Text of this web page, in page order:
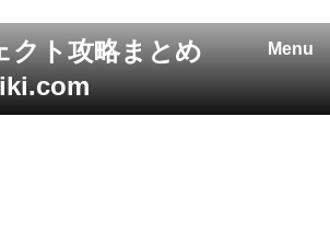
Menu
クト攻略まとめ